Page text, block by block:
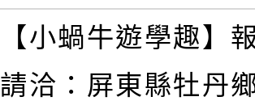
【小蝸牛遊學趣】
請洽：屏東縣牡丹